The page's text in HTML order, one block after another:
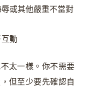
或其他嚴重不當對
動
太一樣。你不需要
但至少要先確認自